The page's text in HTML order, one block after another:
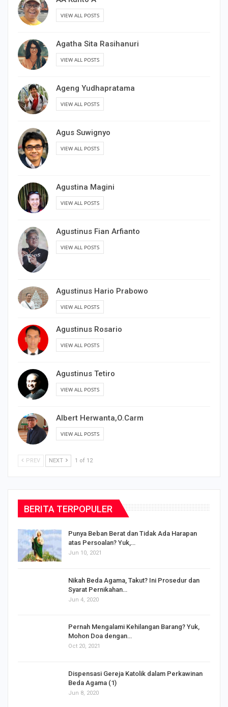
VIEW ALL POSTS
Agatha Sita Rasihanuri
VIEW ALL POSTS
Ageng Yudhapratama
VIEW ALL POSTS
Agus Suwignyo
VIEW ALL POSTS
Agustina Magini
VIEW ALL POSTS
Agustinus Fian Arfianto
VIEW ALL POSTS
Agustinus Hario Prabowo
VIEW ALL POSTS
Agustinus Rosario
VIEW ALL POSTS
Agustinus Tetiro
VIEW ALL POSTS
Albert Herwanta,O.Carm
VIEW ALL POSTS
PREV NEXT 1 of 12
BERITA TERPOPULER
Punya Beban Berat dan Tidak Ada Harapan
atas Persoalan? Yuk,…
Jun 10, 2021
Nikah Beda Agama, Takut? Ini Prosedur dan
Syarat Pernikahan…
Jun 4, 2020
Pernah Mengalami Kehilangan Barang? Yuk,
Mohon Doa dengan…
Oct 20, 2021
Dispensasi Gereja Katolik dalam Perkawinan
Beda Agama (1)
Jun 8, 2020